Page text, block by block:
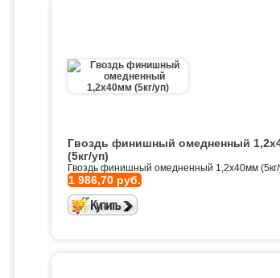
Гвоздь финишный омедненный
(5кг/уп)
Гвоздь финишный омедненный 1,2х40мм
1 986,70 руб.